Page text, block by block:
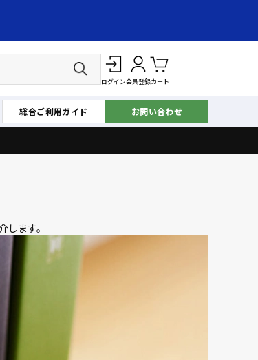
ログイン会員登録カート
総合ご利用ガイド お問い合わせ
ます。